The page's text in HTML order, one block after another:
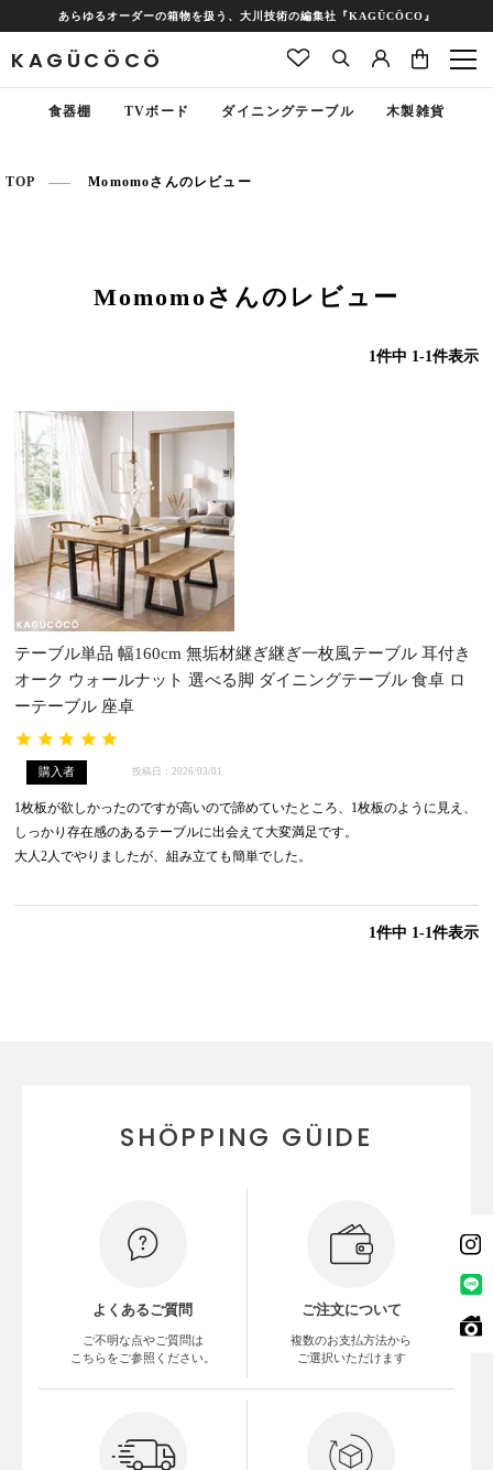
あらゆるオーダーの箱物を扱う、大川技術の編集社『KAGÜCÖCO』
KAGÜCÖCÖ
食器棚 TVボード ダイニングテーブル 木製雑貨
TOP Momomoさんのレビュー
Momomoさんのレビュー
1件中 1-1件表示
テーブル単品 幅160cm 無垢材継ぎ継ぎ一枚風テーブル 耳付き
オーク ウォールナット 選べる脚 ダイニングテーブル 食卓 ロ
ーテーブル 座卓
購入者 投稿日 2026/03/01
1枚板が欲しかったのですが高いので諦めていたところ、1枚板のように見え、
しっかり存在感のあるテーブルに出会えて大変満足です。
大人2人でやりましたが、組み立ても簡単でした。
1件中 1-1件表示
SHÖPPING GÜIDE
よくあるご質問
ご不明な点やご質問は
こちらをご参照ください。
ご注文について
複数のお支払方法から
ご選択いただけます